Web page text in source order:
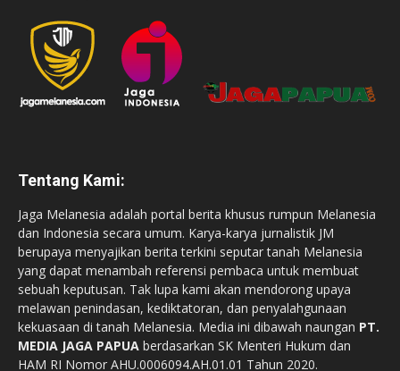
Tentang Kami:
Jaga Melanesia adalah portal berita khusus rumpun Melanesia
dan Indonesia secara umum. Karya-karya jurnalistik JM
berupaya menyajikan berita terkini seputar tanah Melanesia
yang dapat menambah referensi pembaca untuk membuat
sebuah keputusan. Tak lupa kami akan mendorong upaya
melawan penindasan, kediktatoran, dan penyalahgunaan
kekuasaan di tanah Melanesia. Media ini dibawah naungan PT.
MEDIA JAGA PAPUA berdasarkan SK Menteri Hukum dan
HAM RI Nomor AHU.0006094.AH.01.01 Tahun 2020.